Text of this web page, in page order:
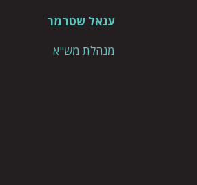
ענאל שטרמר
מנהלת מש"א